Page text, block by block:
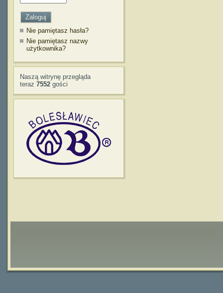
Nie pamiętasz hasła?
Nie pamiętasz nazwy
użytkownika?
Naszą witrynę przegląda
teraz 7552 gości